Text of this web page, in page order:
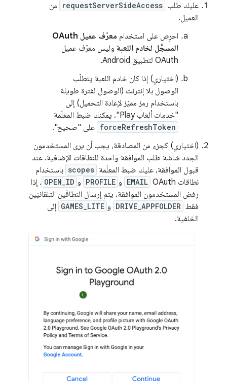
عليك طلب requestServerSideAccess
من
العميل.
احرِص على استخدام
معرّف عميل OAuth
المسجَّل لخادم اللعبة وليس معرّف عميل
OAuth لتطبيق Android.
(اختياري) إذا كان خادم اللعبة يتطلّب
الوصول بلا إنترنت (الوصول لفترة طويلة
باستخدام رمز مميّز لإعادة التحميل) إلى
"خدمات ألعاب Play"، يمكنك ضبط المعلَمة
forceRefreshToken على "صحيح".
(اختياري) كجزء من المصادقة، يجب أن يرى المستخدمون
الجدد شاشة طلب الموافقة واحدة للنطاقات الإضافية. عند
قبول الموافقة، عليك ضبط المعلَمة scopes باستخدام
نطاقات OAuth‏
EMAIL و PROFILE و OPEN_ID . إذا
رفض المستخدمون الموافقة، يتم إرسال النطاقَين التلقائيَين
فقط DRIVE_APPFOLDER و GAMES_LITE إلى
الخلفية.